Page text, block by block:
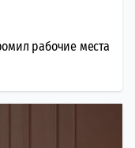
рабочие места